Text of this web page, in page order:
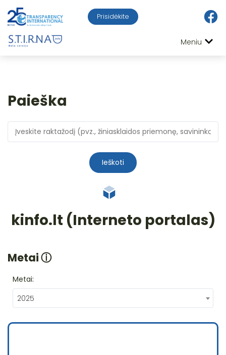
Prisidėkite
Meniu
Paieška
Ieškoti
kinfo.lt (Interneto portalas)
Metaiⓘ
Metai:
2025